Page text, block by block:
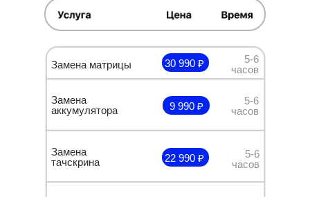
Замена матрицы 30 990 ₽
5-6
часов
Замена
аккумулятора
9 990 ₽
5-6
часов
Замена
тачскрина
22 990 ₽
5-6
часов